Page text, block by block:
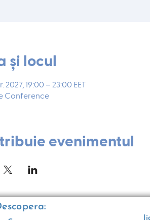
și locul
2027, 19:00 – 23:00 EET
Conference
evenimentul